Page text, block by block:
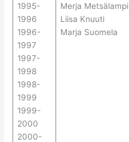
1995-
1996
1996-
1997
1997-
1998
1998-
1999
1999-
2000
2000-
Merja Metsälampi
Liisa Knuuti
Marja Suomela